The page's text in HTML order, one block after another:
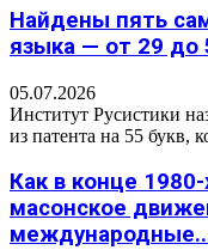
Найдены пять
языка — от 29 до
05.07.2026
Институт Русистики
из патента на 55 букв,
Как в конце
масонское